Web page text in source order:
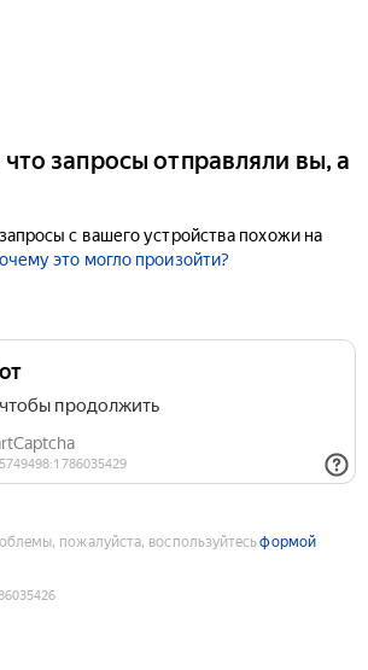
запросы отправляли вы, а
с вашего устройства похожи на
это могло произойти?
пожалуйста, воспользуйтесьформой